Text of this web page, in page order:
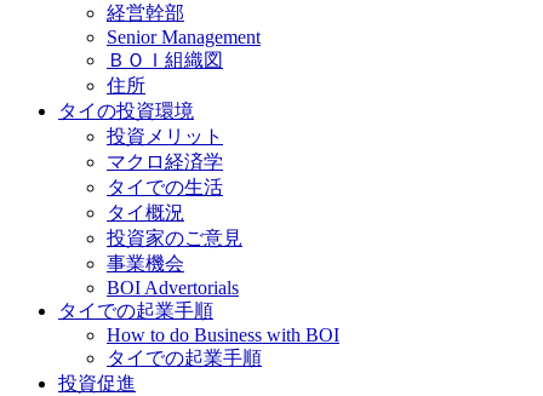
経営幹部
Senior Management
ＢＯＩ組織図
住所
タイの投資環境
投資メリット
マクロ経済学
タイでの生活
タイ概況
投資家のご意見
事業機会
BOI Advertorials
タイでの起業手順
How to do Business with BOI
タイでの起業手順
投資促進